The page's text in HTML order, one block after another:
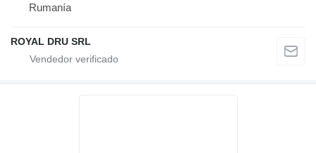
Rumanía
ROYAL DRU SRL